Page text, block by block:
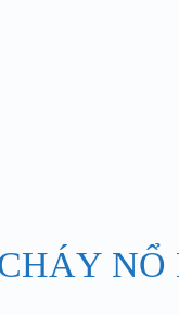
NỔ